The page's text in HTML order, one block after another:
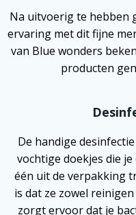
Na uitvoerig te hebben
ervaring met dit fijne
van Blue wonders
producten
De handige
vochtige doekjes die
één uit de verpakking
is dat ze zowel
zorgt ervoor dat je